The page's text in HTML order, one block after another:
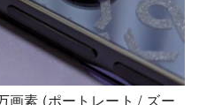
画素 (ポートレート / ズー